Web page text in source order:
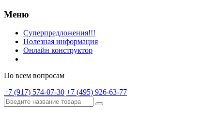
Меню
Суперпредложения!!!
Полезная информация
Онлайн конструктор
По всем вопросам
+7 (917) 574-07-30 +7 (495) 926-63-77